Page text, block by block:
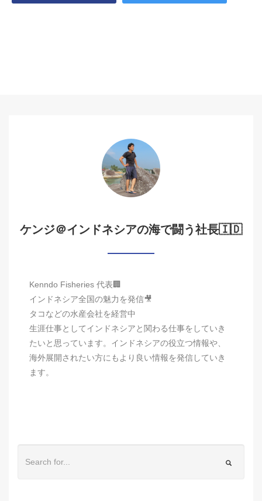
ケンジ＠インドネシアの海で闘う社長🇮🇩
Kenndo Fisheries 代表🏢
インドネシア全国の魅力を発信🎥
タコなどの水産会社を経営中
生涯仕事としてインドネシアと関わる仕事をしていき
たいと思っています。インドネシアの役立つ情報や、
海外展開されたい方にもより良い情報を発信していき
ます。